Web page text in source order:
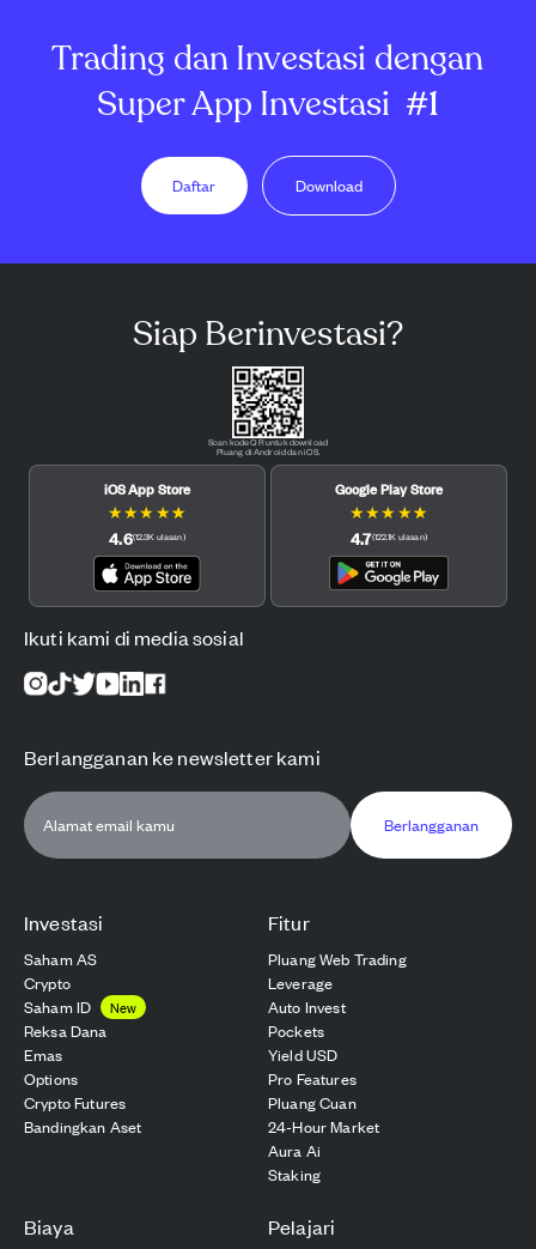
Trading dan Investasi dengan
Super App Investasi #1
Daftar Download
Investasi
Saham AS
Crypto
Saham ID
New
Reksa Dana
Emas
Options
Crypto Futures
Bandingkan Aset
Fitur
Pluang Web Trading
Leverage
Auto Invest
Pockets
Yield USD
Pro Features
Pluang Cuan
24-Hour Market
Aura Ai
Staking
Biaya Pelajari
Siap Berinvestasi?
Scan kode QR untuk download
Pluang di Android dan iOS.
iOS App Store
★★★ ★★
4.6(12.3K ulasan)
Google Play Store
★★★ ★★
4.7(122.1K ulasan)
Ikuti kami di media sosial
Berlangganan ke newsletter kami
Berlangganan